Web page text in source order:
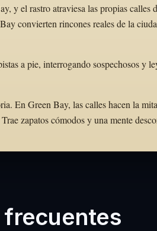
y el rastro atraviesa las propias calles
convierten rincones reales de la
a pie, interrogando sospechosos y
En Green Bay, las calles hacen la
zapatos cómodos y una mente
frecuentes